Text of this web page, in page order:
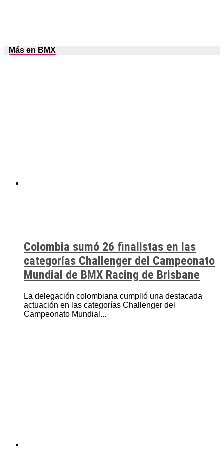
Más en BMX
Colombia sumó 26 finalistas en las
categorías Challenger del Campeonato
Mundial de BMX Racing de Brisbane
La delegación colombiana cumplió una destacada
actuación en las categorías Challenger del
Campeonato Mundial...